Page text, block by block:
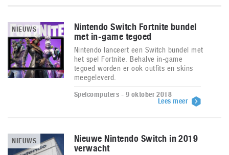
NIEUWS
Nintendo Switch Fortnite bundel
met in-game tegoed
Nintendo lanceert een Switch bundel met
het spel Fortnite. Behalve in-game
tegoed worden er ook outfits en skins
meegeleverd.
Spelcomputers - 9 oktober 2018
Lees meer
NIEUWS
Nieuwe Nintendo Switch in 2019
verwacht